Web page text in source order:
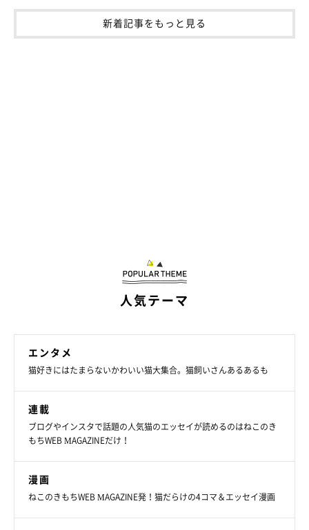
新着記事をもっと見る
人気テーマ
エンタメ
猫好きにはたまらないかわいい猫大集合。猫飼いさんあるあるも
連載
ブログやインスタで話題の人気猫のエッセイが読めるのはねこのき
もちWEB MAGAZINEだけ！
漫画
ねこのきもちWEB MAGAZINE発！猫だらけの4コマ＆エッセイ漫画